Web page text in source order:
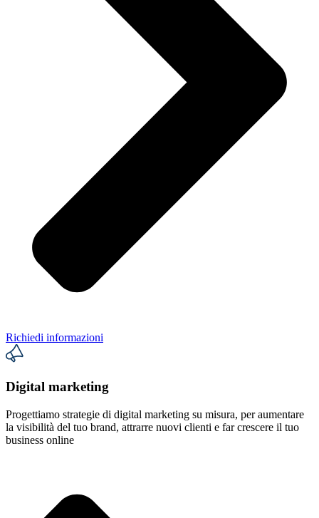
Richiedi informazioni
Digital marketing
Progettiamo strategie di digital marketing su misura, per aumentare
la visibilità del tuo brand, attrarre nuovi clienti e far crescere il tuo
business online